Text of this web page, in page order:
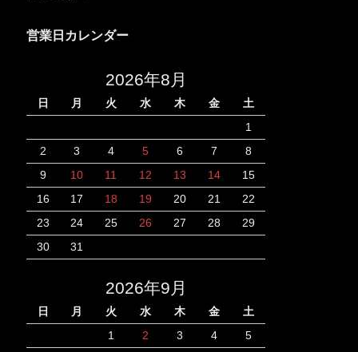
営業日カレンダー
2026年8月
日 月 火 水 木 金
土
1
2
3 4 5 6 7
8
9
10 11 12 13 14
15
16
17 18 19 20 21
22
23
24 25 26 27 28
29
30
31
2026年9月
日 月 火 水 木 金
土
1
2 3 4
5